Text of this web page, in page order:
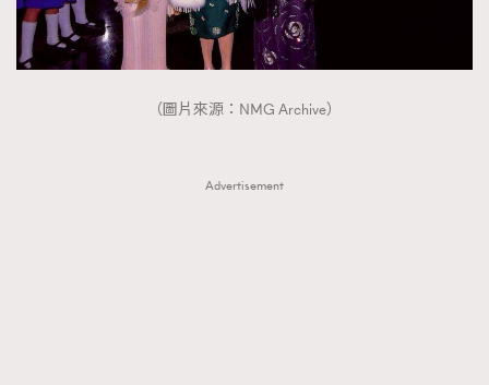
（圖片來源：NMG Archive）
Advertisement